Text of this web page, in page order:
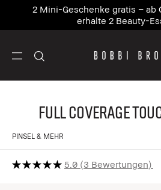
2 Mini-Geschenke gratis – ab
erhalte 2 Beauty-
Full Coverage
PINSEL & MEHR
5.0 3 Bewertungen